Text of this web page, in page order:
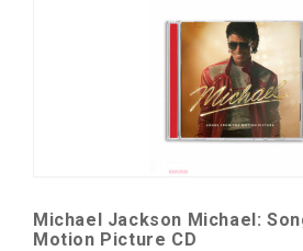
Michael Jackson Michael:
Motion Picture CD